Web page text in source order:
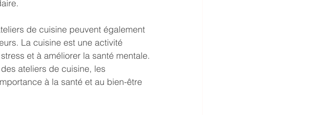
de cuisine peuvent également
La cuisine est une activité
et à améliorer la santé mentale.
ateliers de cuisine, les
à la santé et au bien-être